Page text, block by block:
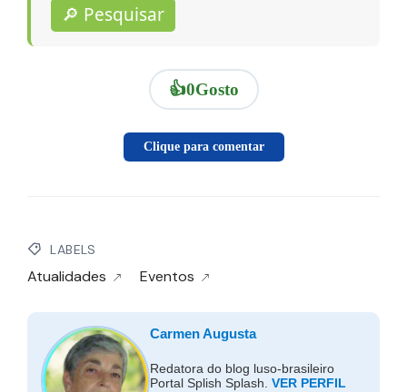
🔎 Pesquisar
👍0Gosto
Clique para comentar
LABELS
Atualidades Eventos
Carmen Augusta
Redatora do blog luso-brasileiro
Portal Splish Splash. VER PERFIL